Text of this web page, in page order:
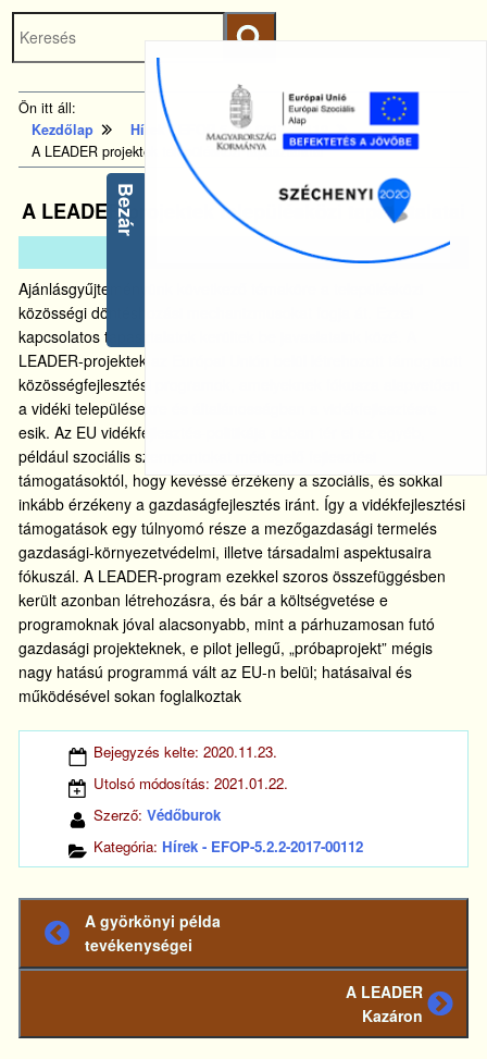
Ugrás a fő
tartalomhoz
Kezdőlapra
ugrás
Keresés
Ön itt áll:
Kezdőlap
Hírek - EFOP-5.2.2-2017-00112
A LEADER projektek településközi tapasztalatai
A LEADER projektek településközi tapasztalatai
23.
Ajánlásgyűjteményünk következő témaköre a településközi
közösségi döntéshozási mechanizmusokat fogja át. Ezzel
kapcsolatos tapasztalatok kerültek be javaslataink közé. A
LEADER-projektek az Európai Unión belül létrehozott támogatott
közösségfejlesztési programok, amelyeknek fókusza alapvetően
a vidéki településekre és általánosságban a vidékfejlesztésre
esik. Az EU vidékfejlesztés-politikája abban tér el az egyéb,
például szociális szempontokat mérlegelő fejlesztési
támogatásoktól, hogy kevéssé érzékeny a szociális, és sokkal
inkább érzékeny a gazdaságfejlesztés iránt. Így a vidékfejlesztési
támogatások egy túlnyomó része a mezőgazdasági termelés
gazdasági-környezetvédelmi, illetve társadalmi aspektusaira
fókuszál. A LEADER-program ezekkel szoros összefüggésben
került azonban létrehozásra, és bár a költségvetése e
programoknak jóval alacsonyabb, mint a párhuzamosan futó
gazdasági projekteknek, e pilot jellegű, „próbaprojekt” mégis
nagy hatású programmá vált az EU-n belül; hatásaival és
működésével sokan foglalkoztak
Bejegyzés kelte:2020.11.23.
Utolsó módosítás:2021.01.22.
Szerző:Védőburok
Kategória: Hírek - EFOP-5.2.2-2017-00112
Előző
bejegyzés
A györkönyi példa
tevékenységei
Következő
bejegyzés
A LEADER
Kazáron
Bezár